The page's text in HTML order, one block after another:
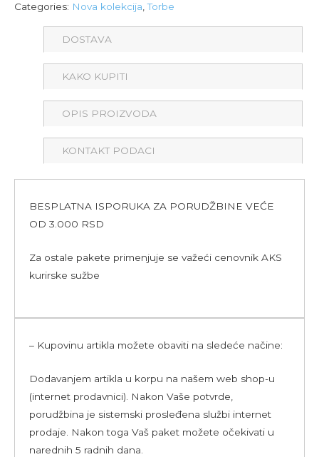
Galanti
ženska
Categories: Nova kolekcija ,Torbe
DOSTAVA
KAKO KUPITI
OPIS PROIZVODA
KONTAKT PODACI
BESPLATNA ISPORUKA ZA PORUDŽBINE VEĆE
OD 3.000 RSD
Za ostale pakete primenjuje se važeći cenovnik AKS
kurirske sužbe
– Kupovinu artikla možete obaviti na sledeće načine:
Dodavanjem artikla u korpu na našem web shop-u
(internet prodavnici). Nakon Vaše potvrde,
porudžbina je sistemski prosleđena službi internet
prodaje. Nakon toga Vaš paket možete očekivati u
narednih 5 radnih dana.